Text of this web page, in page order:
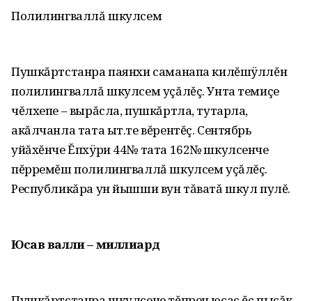
Полилингваллă шкулсем
Пушкăртстанра паянхи саманапа килĕшÿллĕн
полилингваллă шкулсем уçăлĕç. Унта темиçе
чĕлхепе – вырăсла, пушкăртла, тутарла,
акăлчанла тата ыт.те вĕрентĕç. Сентябрь
уйăхĕнче Ĕпхÿри 44№ тата 162№ шкулсенче
пĕрремĕш полилингваллă шкулсем уçăлĕç.
Республикăра ун йышши вун тăватă шкул пулĕ.
Юсав валли – миллиард